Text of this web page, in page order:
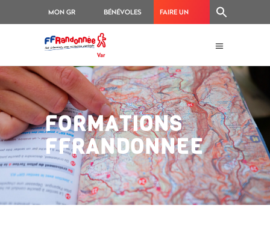
MON GR
®
BÉNÉVOLES FAIRE UN
FORMATIONS
FFRANDONNEE